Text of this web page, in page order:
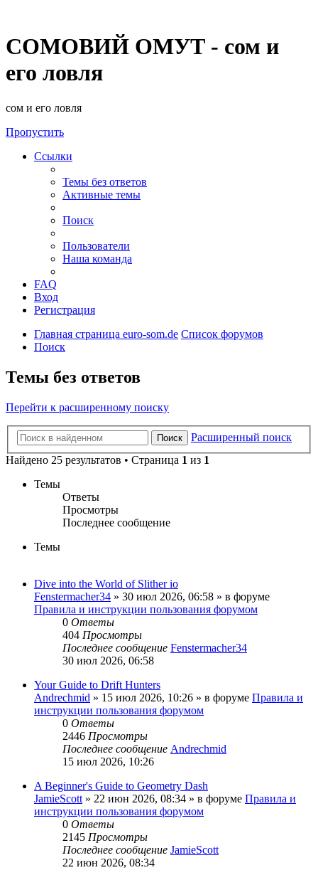
СОМОВИЙ ОМУТ - сом и
его ловля
сом и его ловля
Пропустить
Ссылки
Темы без ответов
Активные темы
Поиск
Пользователи
Наша команда
FAQ
Вход
Регистрация
Главная страница euro-som.de Список форумов
Поиск
Темы без ответов
Перейти к расширенному поиску
Поиск
Расширенный поиск
Найдено 25 результатов • Страница 1 из 1
Темы
Ответы
Просмотры
Последнее сообщение
Темы
Dive into the World of Slither io
Fenstermacher34 » 30 июл 2026, 06:58 » в форуме
Правила и инструкции пользования форумом
0 Ответы
404 Просмотры
Последнее сообщение Fenstermacher34
30 июл 2026, 06:58
Your Guide to Drift Hunters
Andrechmid » 15 июл 2026, 10:26 » в форуме Правила и
инструкции пользования форумом
0 Ответы
2446 Просмотры
Последнее сообщение Andrechmid
15 июл 2026, 10:26
A Beginner's Guide to Geometry Dash
JamieScott » 22 июн 2026, 08:34 » в форуме Правила и
инструкции пользования форумом
0 Ответы
2145 Просмотры
Последнее сообщение JamieScott
22 июн 2026, 08:34